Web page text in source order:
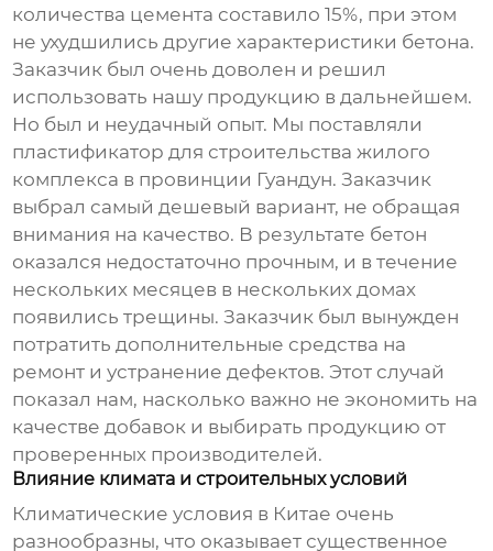
количества цемента составило 15%, при этом
не ухудшились другие характеристики бетона.
Заказчик был очень доволен и решил
использовать нашу продукцию в дальнейшем.
Но был и неудачный опыт. Мы поставляли
пластификатор для строительства жилого
комплекса в провинции Гуандун. Заказчик
выбрал самый дешевый вариант, не обращая
внимания на качество. В результате бетон
оказался недостаточно прочным, и в течение
нескольких месяцев в нескольких домах
появились трещины. Заказчик был вынужден
потратить дополнительные средства на
ремонт и устранение дефектов. Этот случай
показал нам, насколько важно не экономить на
качестве добавок и выбирать продукцию от
проверенных производителей.
Влияние климата и строительных условий
Климатические условия в Китае очень
разнообразны, что оказывает существенное